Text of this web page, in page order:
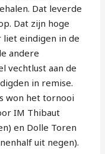
Dat leverde
Dat zijn hoge
liet eindigen in de
andere
vechtlust aan de
in remise.
won het tornooi
IM Thibaut
en Dolle Toren
uit negen).